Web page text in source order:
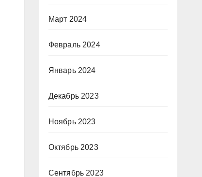
Март 2024
Февраль 2024
Январь 2024
Декабрь 2023
Ноябрь 2023
Октябрь 2023
Сентябрь 2023